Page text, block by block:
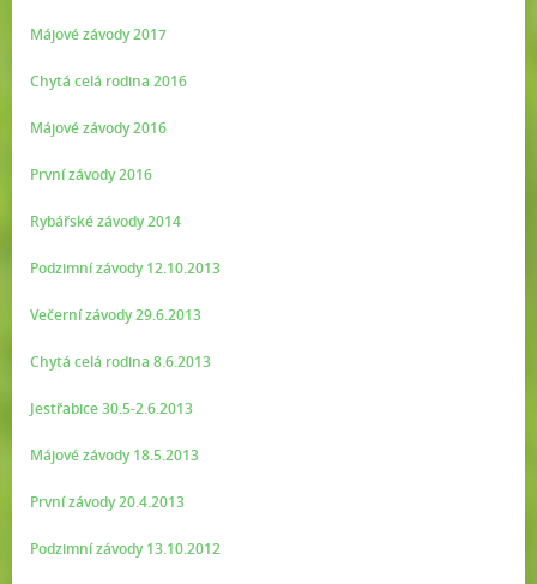
Májové závody 2017
Chytá celá rodina 2016
Májové závody 2016
První závody 2016
Rybářské závody 2014
Podzimní závody 12.10.2013
Večerní závody 29.6.2013
Chytá celá rodina 8.6.2013
Jestřabice 30.5-2.6.2013
Májové závody 18.5.2013
První závody 20.4.2013
Podzimní závody 13.10.2012